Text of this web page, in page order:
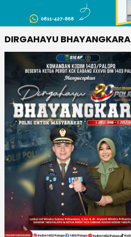
DIRGAHAYU BHAYANGKARA